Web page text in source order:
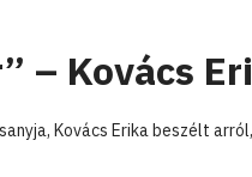
– Kovács
Kovács Erika beszélt